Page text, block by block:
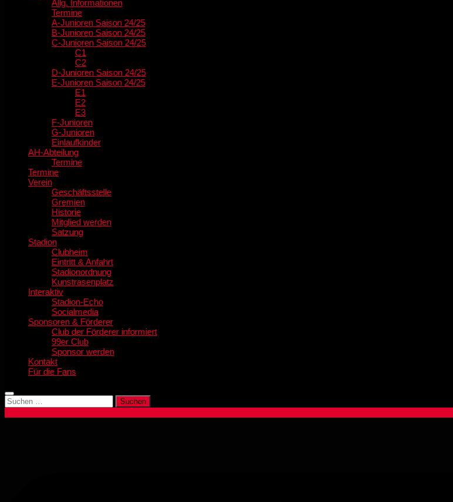
Allg. Informationen
Termine
A-Junioren Saison 24/25
B-Junioren Saison 24/25
C-Junioren Saison 24/25
C1
C2
D-Junioren Saison 24/25
E-Junioren Saison 24/25
E1
E2
E3
F-Junioren
G-Junioren
Einlaufkinder
AH-Abteilung
Termine
Termine
Verein
Geschäftsstelle
Gremien
Historie
Mitglied werden
Satzung
Stadion
Clubheim
Eintritt & Anfahrt
Stadionordnung
Kunstrasenplatz
Interaktiv
Stadion-Echo
Socialmedia
Sponsoren & Förderer
Club der Förderer informiert
99er Club
Sponsor werden
Kontakt
Für die Fans
Suchen
nach: